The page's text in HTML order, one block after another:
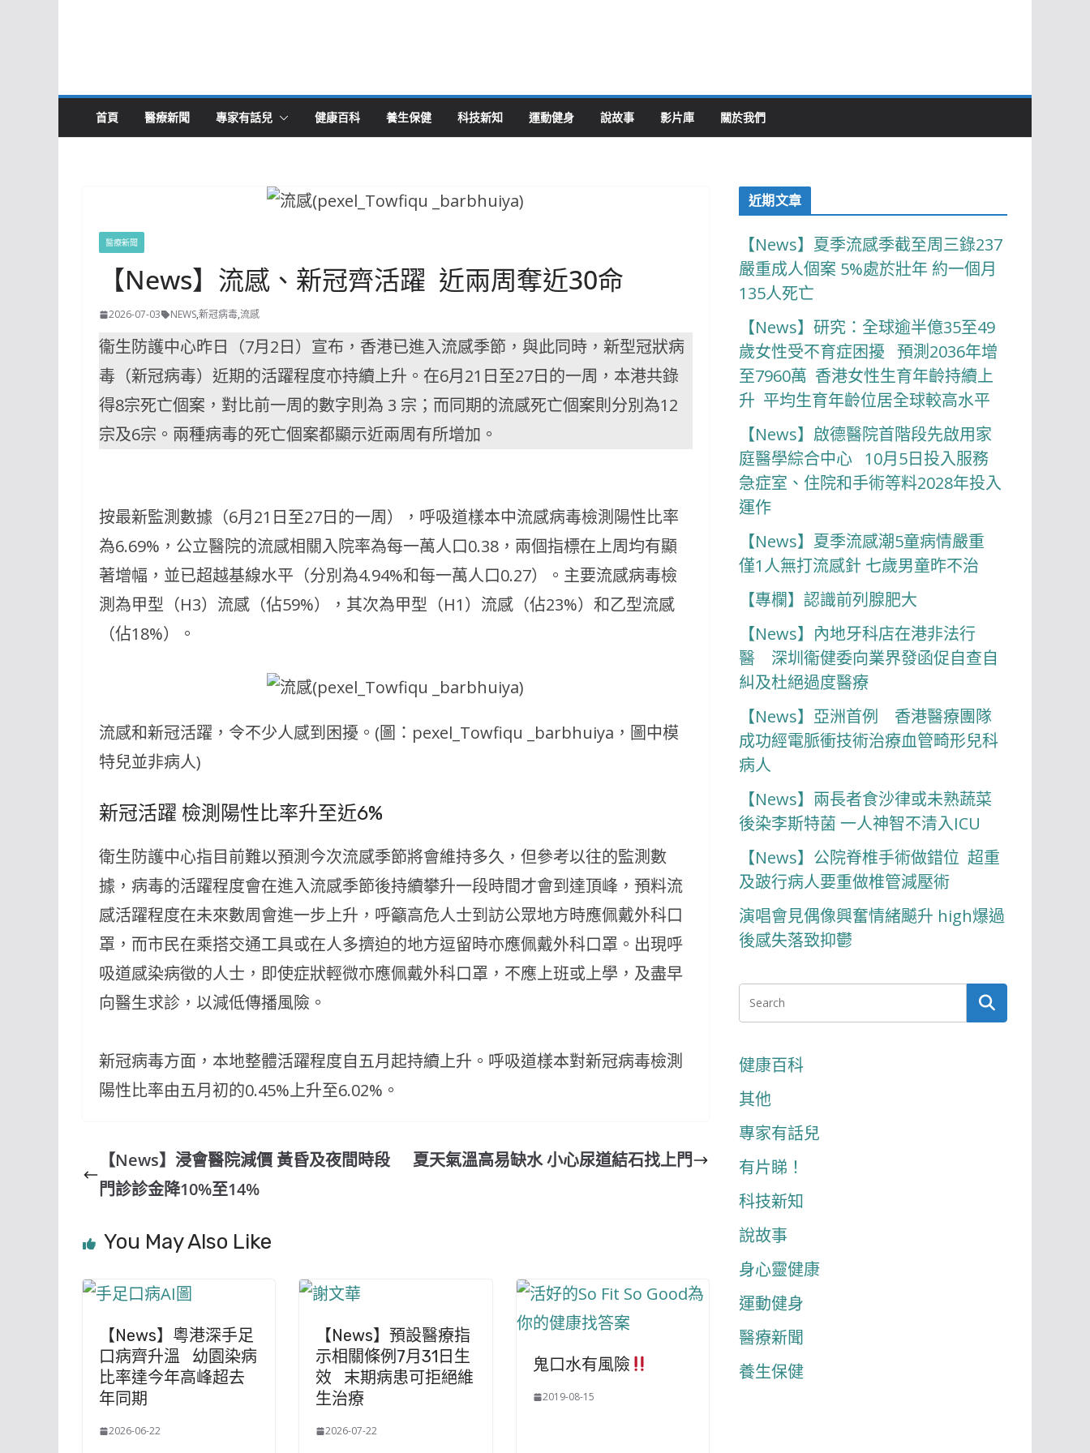
首頁 醫療新聞 專家有話兒 健康百科 養生保健 科技新知 運動健身 說故事 影片庫 關於我們
醫療新聞
【News】流感、新冠齊活躍 近兩周奪近30命
2026-07-03 NEWS,新冠病毒,流感
衞生防護中心昨日（7月2日）宣布，香港已進入流感季節，與此同時，新型冠狀病
毒（新冠病毒）近期的活躍程度亦持續上升。在6月21日至27日的一周，本港共錄
得8宗死亡個案，對比前一周的數字則為 3 宗；而同期的流感死亡個案則分別為12
宗及6宗。兩種病毒的死亡個案都顯示近兩周有所增加。
按最新監測數據（6月21日至27日的一周），呼吸道樣本中流感病毒檢測陽性比率
為6.69%，公立醫院的流感相關入院率為每一萬人口0.38，兩個指標在上周均有顯
著增幅，並已超越基線水平（分別為4.94%和每一萬人口0.27）。主要流感病毒檢
測為甲型（H3）流感（佔59%），其次為甲型（H1）流感（佔23%）和乙型流感
（佔18%）。
流感和新冠活躍，令不少人感到困擾。(圖：pexel_Towfiqu _barbhuiya，圖中模
特兒並非病人)
新冠活躍 檢測陽性比率升至近6%
衛生防護中心指目前難以預測今次流感季節將會維持多久，但參考以往的監測數
據，病毒的活躍程度會在進入流感季節後持續攀升一段時間才會到達頂峰，預料流
感活躍程度在未來數周會進一步上升，呼籲高危人士到訪公眾地方時應佩戴外科口
罩，而市民在乘搭交通工具或在人多擠迫的地方逗留時亦應佩戴外科口罩。出現呼
吸道感染病徵的人士，即使症狀輕微亦應佩戴外科口罩，不應上班或上學，及盡早
向醫生求診，以減低傳播風險。
新冠病毒方面，本地整體活躍程度自五月起持續上升。呼吸道樣本對新冠病毒檢測
陽性比率由五月初的0.45%上升至6.02%。
【News】浸會醫院減價 黃昏及夜間時段
門診診金降10%至14%
夏天氣溫高易缺水 小心尿道結石找上門
You May Also Like
【News】粵港深手足
口病齊升溫 幼園染病
比率達今年高峰超去
年同期
2026-06-22
【News】預設醫療指
示相關條例7月31日生
效 末期病患可拒絕維
生治療
2026-07-22
鬼口水有風險
2019-08-15
近期文章
【News】夏季流感季截至周三錄237
嚴重成人個案 5%處於壯年 約一個月
135人死亡
【News】研究：全球逾半億35至49
歲女性受不育症困擾 預測2036年增
至7960萬 香港女性生育年齡持續上
升 平均生育年齡位居全球較高水平
【News】啟德醫院首階段先啟用家
庭醫學綜合中心 10月5日投入服務
急症室、住院和手術等料2028年投入
運作
【News】夏季流感潮5童病情嚴重
僅1人無打流感針 七歲男童昨不治
【專欄】認識前列腺肥大
【News】內地牙科店在港非法行
醫 深圳衞健委向業界發函促自查自
糾及杜絕過度醫療
【News】亞洲首例 香港醫療團隊
成功經電脈衝技術治療血管畸形兒科
病人
【News】兩長者食沙律或未熟蔬菜
後染李斯特菌 一人神智不清入ICU
【News】公院脊椎手術做錯位 超重
及跛行病人要重做椎管減壓術
演唱會見偶像興奮情緒飇升 high爆過
後感失落致抑鬱
健康百科
其他
專家有話兒
有片睇！
科技新知
說故事
身心靈健康
運動健身
醫療新聞
養生保健